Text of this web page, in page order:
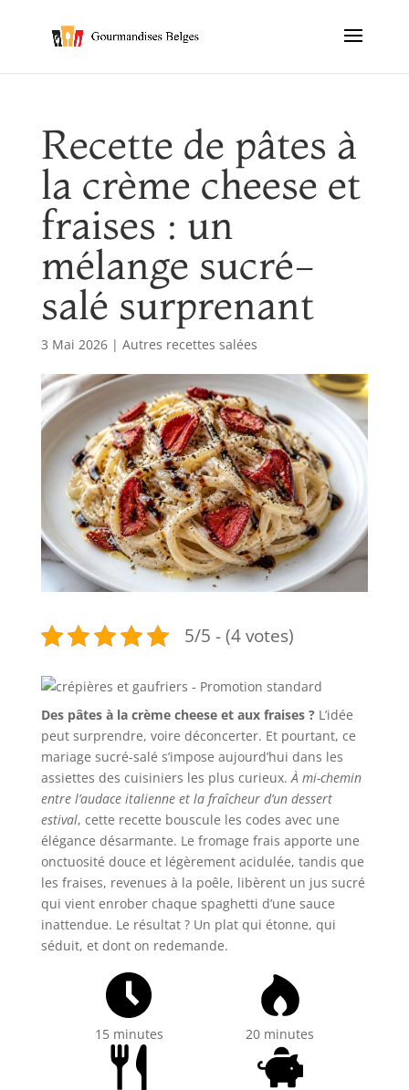
Recette de pâtes à
la crème cheese et
fraises : un
mélange sucré-
salé surprenant
3 Mai 2026| Autres recettes salées
5/5 - (4 votes)
Des pâtes à la crème cheese et aux fraises ?L’idée
peut surprendre, voire déconcerter. Et pourtant, ce
mariage sucré-salé s’impose aujourd’hui dans les
assiettes des cuisiniers les plus curieux. À mi-chemin
entre l’audace italienne et la fraîcheur d’un dessert
estival, cette recette bouscule les codes avec une
élégance désarmante. Le fromage frais apporte une
onctuosité douce et légèrement acidulée, tandis que
les fraises, revenues à la poêle, libèrent un jus sucré
qui vient enrober chaque spaghetti d’une sauce
inattendue. Le résultat ? Un plat qui étonne, qui
séduit, et dont on redemande.
15 minutes 20 minutes